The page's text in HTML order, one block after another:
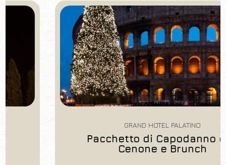
Grand Hotel Palatino
Arrivo
2026
Partenza
09/ 2026
Camere Adulti Bambini
0
GRAND HOTEL PALATINO
Pacchetto di Capodanno con
Cenone e Brunch